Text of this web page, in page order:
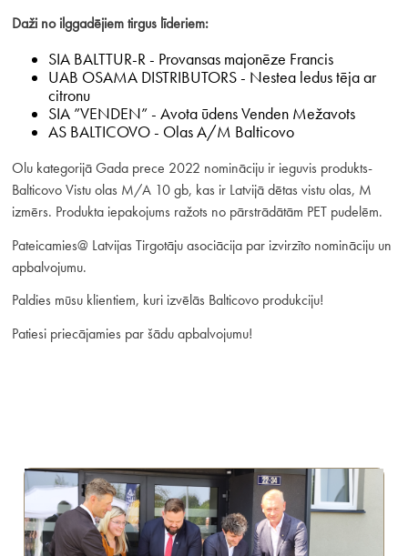
Daži no ilggadējiem tirgus līderiem:
SIA BALTTUR-R - Provansas majonēze Francis
UAB OSAMA DISTRIBUTORS - Nestea ledus tēja ar
citronu
SIA ”VENDEN” - Avota ūdens Venden Mežavots
AS BALTICOVO - Olas A/M Balticovo
Olu kategorijā Gada prece 2022 nomināciju ir ieguvis produkts-
Balticovo Vistu olas M/A 10 gb, kas ir Latvijā dētas vistu olas, M
izmērs. Produkta iepakojums ražots no pārstrādātām PET pudelēm.
Pateicamies@ Latvijas Tirgotāju asociācija par izvirzīto nomināciju un
apbalvojumu.
Paldies mūsu klientiem, kuri izvēlās Balticovo produkciju!
Patiesi priecājamies par šādu apbalvojumu!